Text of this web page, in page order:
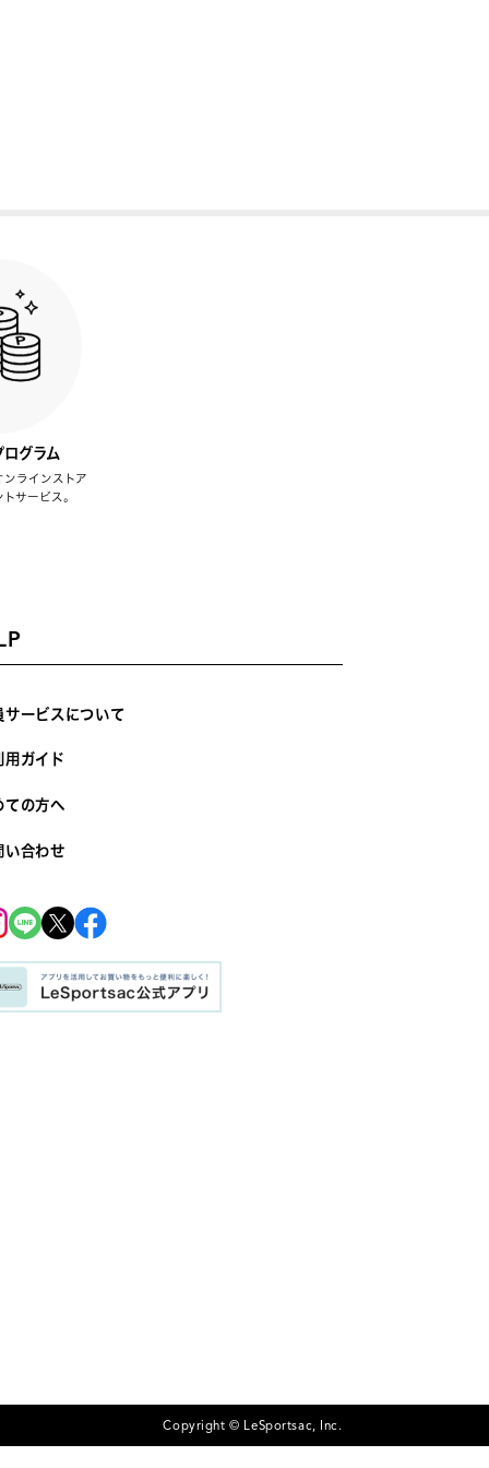
ログラム
ラインストア
サービス。
サービスについて
用ガイド
ての方へ
い合わせ
Copyright © LeSportsac, Inc.